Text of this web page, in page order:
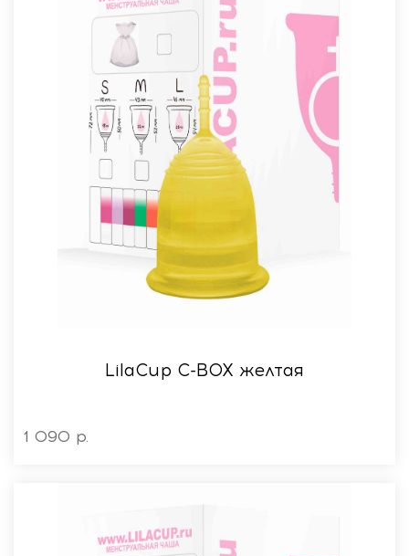
LilaСup C-BOX желтая
1 090 р.